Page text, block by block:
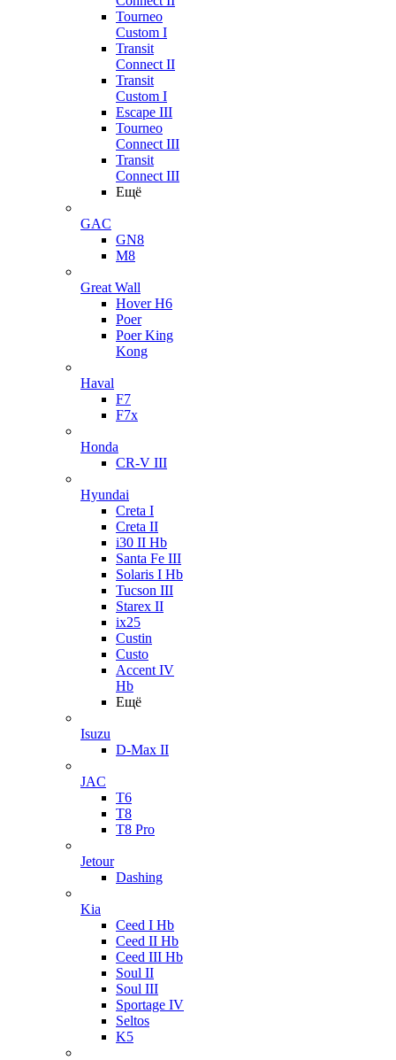
Tourneo
Custom I
Transit
Connect II
Transit
Custom I
Escape III
Tourneo
Connect III
Transit
Connect III
Ещё
GAC
GN8
M8
Great Wall
Hover H6
Poer
Poer King
Kong
Haval
F7
F7x
Honda
CR-V III
Hyundai
Creta I
Creta II
i30 II Hb
Santa Fe III
Solaris I Hb
Tucson III
Starex II
ix25
Custin
Custo
Accent IV
Hb
Ещё
Isuzu
D-Max II
JAC
T6
T8
T8 Pro
Jetour
Dashing
Kia
Ceed I Hb
Ceed II Hb
Ceed III Hb
Soul II
Soul III
Sportage IV
Seltos
K5